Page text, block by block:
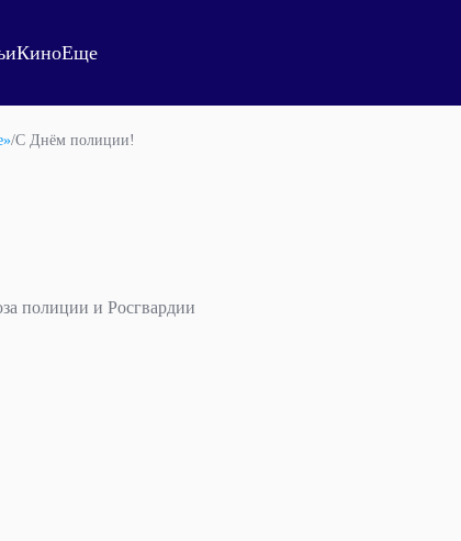
КиноЕще
/С Днём полиции!
полиции и Росгвардии